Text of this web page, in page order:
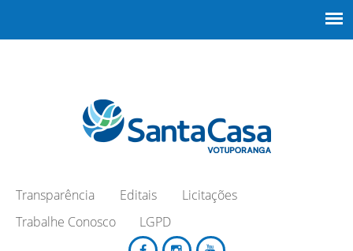
Transparência Editais
Licitações
Trabalhe Conosco
LGPD